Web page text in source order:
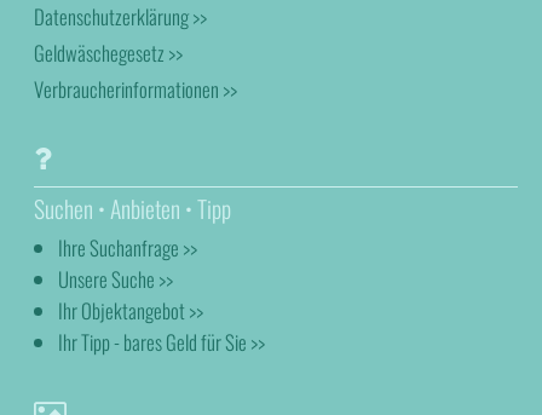
Datenschutzerklärung >>
Geldwäschegesetz >>
Verbraucherinformationen >>
Suchen • Anbieten • Tipp
Ihre Suchanfrage >>
Unsere Suche >>
Ihr Objektangebot >>
Ihr Tipp - bares Geld für Sie >>